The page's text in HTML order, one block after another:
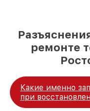
ремонте
Какие именно
при